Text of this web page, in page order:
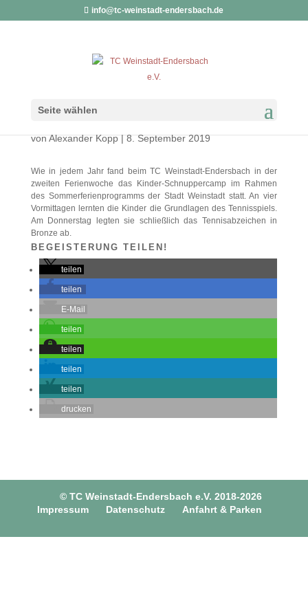
info@tc-weinstadt-endersbach.de
Seite wählen
ERFOLGREICHES
SCHNUPPERCAMP
vonAlexander Kopp|8. September 2019
Wie in jedem Jahr fand beim TC Weinstadt-Endersbach in der
zweiten Ferienwoche das Kinder-Schnuppercamp im Rahmen
des Sommerferienprogramms der Stadt Weinstadt statt. An vier
Vormittagen lernten die Kinder die Grundlagen des Tennisspiels.
Am Donnerstag legten sie schließlich das Tennisabzeichen in
Bronze ab.
BEGEISTERUNG TEILEN!
teilen
teilen
E-Mail
teilen
teilen
teilen
teilen
drucken
© TC Weinstadt-Endersbach e.V. 2018-2026
Impressum
Datenschutz Anfahrt & Parken